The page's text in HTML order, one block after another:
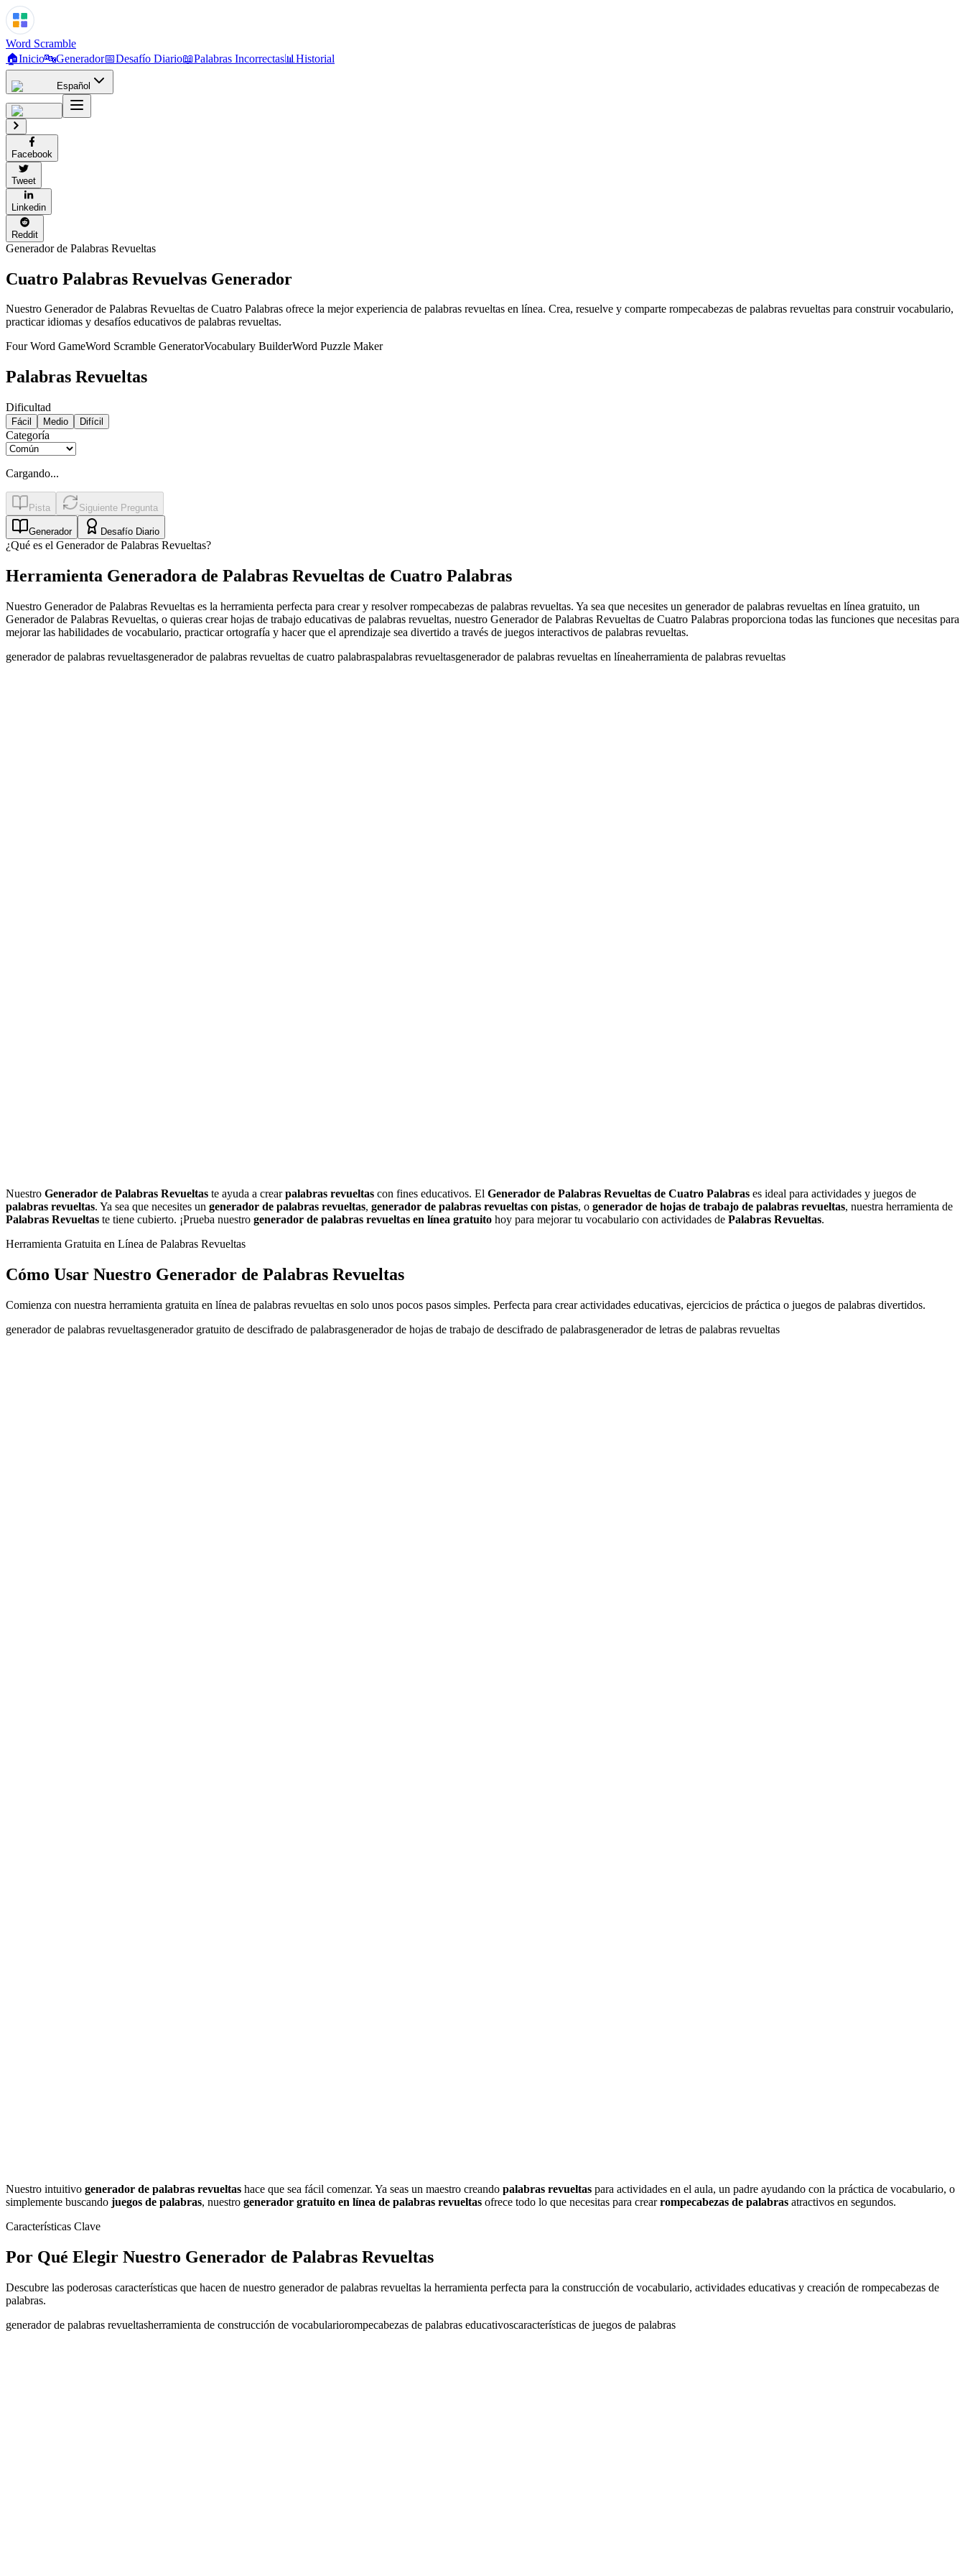
Word Scramble
🏠Inicio🔤Generador📅Desafío Diario📖Palabras Incorrectas📊 Historial
Español
Facebook
Tweet
Linkedin
Reddit
Generador de Palabras Revueltas
Cuatro Palabras Revuelvas Generador
Nuestro Generador de Palabras Revueltas de Cuatro Palabras ofrece la mejor experiencia de palabras revueltas en línea. Crea, resuelve y comparte rompecabezas de palabras revueltas para construir vocabulario,
practicar idiomas y desafíos educativos de palabras revueltas.
Four Word GameWord Scramble GeneratorVocabulary BuilderWord Puzzle Maker
Palabras Revueltas
Dificultad
Fácil Medio Difícil
Categoría
Cargando...
Pista Siguiente Pregunta
Generador Desafío Diario
¿Qué es el Generador de Palabras Revueltas?
Herramienta Generadora de Palabras Revueltas de Cuatro Palabras
Nuestro Generador de Palabras Revueltas es la herramienta perfecta para crear y resolver rompecabezas de palabras revueltas. Ya sea que necesites un generador de palabras revueltas en línea gratuito, un
Generador de Palabras Revueltas, o quieras crear hojas de trabajo educativas de palabras revueltas, nuestro Generador de Palabras Revueltas de Cuatro Palabras proporciona todas las funciones que necesitas para
mejorar las habilidades de vocabulario, practicar ortografía y hacer que el aprendizaje sea divertido a través de juegos interactivos de palabras revueltas.
generador de palabras revueltasgenerador de palabras revueltas de cuatro palabraspalabras revueltasgenerador de palabras revueltas en líneaherramienta de palabras revueltas
Nuestro Generador de Palabras Revueltas te ayuda a crearpalabras revueltas con fines educativos. El Generador de Palabras Revueltas de Cuatro Palabras es ideal para actividades y juegos de
palabras revueltas. Ya sea que necesites un generador de palabras revueltas, generador de palabras revueltas con pistas, o generador de hojas de trabajo de palabras revueltas, nuestra herramienta de
Palabras Revueltas te tiene cubierto. ¡Prueba nuestro generador de palabras revueltas en línea gratuito hoy para mejorar tu vocabulario con actividades de Palabras Revueltas.
Herramienta Gratuita en Línea de Palabras Revueltas
Cómo Usar Nuestro Generador de Palabras Revueltas
Comienza con nuestra herramienta gratuita en línea de palabras revueltas en solo unos pocos pasos simples. Perfecta para crear actividades educativas, ejercicios de práctica o juegos de palabras divertidos.
generador de palabras revueltasgenerador gratuito de descifrado de palabrasgenerador de hojas de trabajo de descifrado de palabrasgenerador de letras de palabras revueltas
Nuestro intuitivo generador de palabras revueltas hace que sea fácil comenzar. Ya seas un maestro creando palabras revueltas para actividades en el aula, un padre ayudando con la práctica de vocabulario, o
simplemente buscando juegos de palabras, nuestro generador gratuito en línea de palabras revueltas ofrece todo lo que necesitas para crearrompecabezas de palabras atractivos en segundos.
Características Clave
Por Qué Elegir Nuestro Generador de Palabras Revueltas
Descubre las poderosas características que hacen de nuestro generador de palabras revueltas la herramienta perfecta para la construcción de vocabulario, actividades educativas y creación de rompecabezas de
palabras.
generador de palabras revueltasherramienta de construcción de vocabulariorompecabezas de palabras educativoscaracterísticas de juegos de palabras